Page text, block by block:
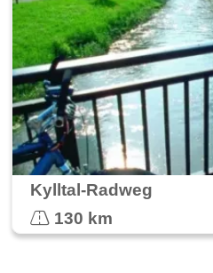
Kylltal-Radweg
130 km